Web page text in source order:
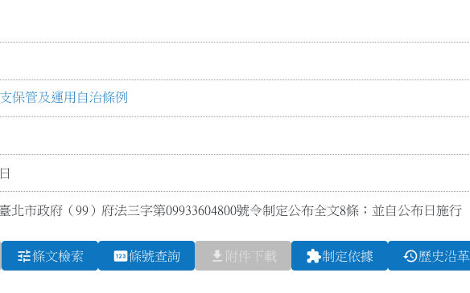
保管及運用自治條例
北市政府（99）府法三字第09933604800號令制定公布全文8條；並自公布日施行
tune條文檢索 pin條號查詢 file_download 附件下載 extension制定依據 history歷史沿革